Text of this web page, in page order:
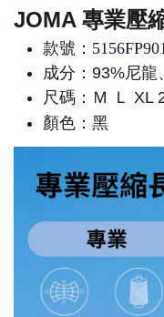
JOMA 專業壓
款號：
成分：93%尼龍
尺碼：Ｍ Ｌ XL
顏色：黑